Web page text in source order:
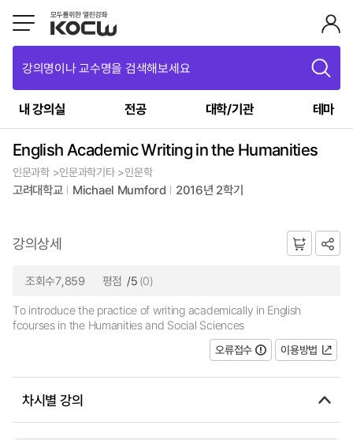
강의명이나 교수명을 검색해보세요
내 강의실 전공 대학/기관 테마
English Academic Writing in the Humanities
인문과학 >인문과학기타 >인문학
고려대학교 Michael Mumford 2016년 2학기
강의상세
조회수7,859 평점 /5 (0)
To introduce the practice of writing academically in English
fcourses in the Humanities and Social Sciences
오류접수
이용방법
차시별 강의